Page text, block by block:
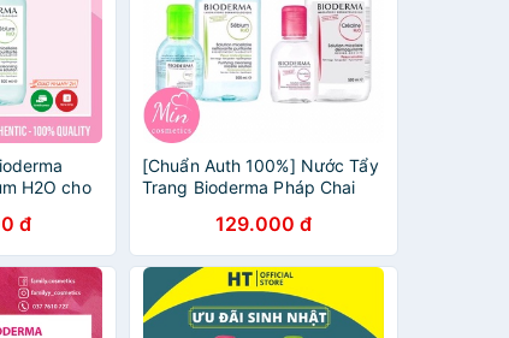
H2O cho
đ
[Chuẩn Auth 100%] Nước Tẩy
Trang Bioderma Pháp Chai
129.000 đ